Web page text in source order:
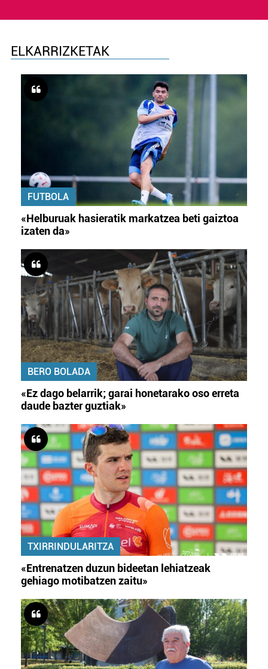
ELKARRIZKETAK
FUTBOLA
«Helburuak hasieratik markatzea beti gaiztoa
izaten da»
BERO BOLADA
«Ez dago belarrik; garai honetarako oso erreta
daude bazter guztiak»
TXIRRINDULARITZA
«Entrenatzen duzun bideetan lehiatzeak
gehiago motibatzen zaitu»